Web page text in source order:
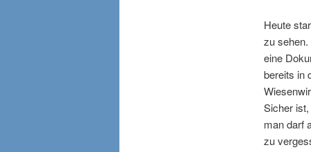
Heute
zu
eine
bereits in
Sicher
man darf
zu